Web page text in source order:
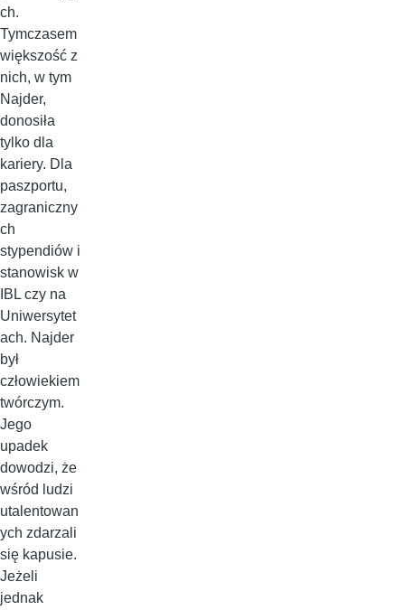
ch.
Tymczasem
większość z
nich, w tym
Najder,
donosiła
tylko dla
kariery. Dla
paszportu,
zagraniczny
ch
stypendiów i
stanowisk w
IBL czy na
Uniwersytet
ach. Najder
był
człowiekiem
twórczym.
Jego
upadek
dowodzi, że
wśród ludzi
utalentowan
ych zdarzali
się kapusie.
Jeżeli
jednak